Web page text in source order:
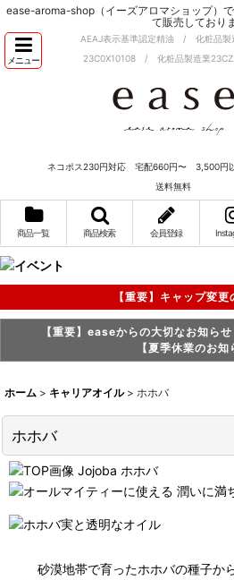
ease-aroma-shop（イーズアロマショップ）
て販売しており
メニュー
AEAJ表示基準認定精油 / 化粧品製
23C0X10108 / 化粧品製造業
ネコポス230円対応 宅配660円〜 3,500円
送料無料
商品一覧 商品検索 会員登録
【重要】キャップ変
【重要】easeからの大切なお知らせ
【夏季休業のお知
ホーム > キャリアオイル > ホホバ
ホホバ
砂漠地帯で育ったホホバの種子か